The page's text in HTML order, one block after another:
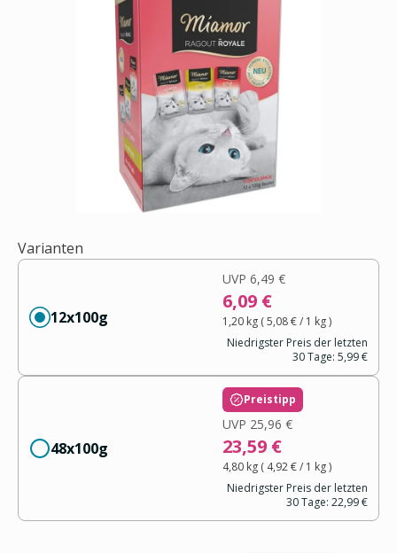
Varianten
12x100g
UVP 6,49 €
6,09 €
1,20 kg(5,08 €/ 1 kg)
Niedrigster Preis der letzten
30 Tage: 5,99 €
48x100g
Preistipp
UVP 25,96 €
23,59 €
4,80 kg( 4,92 €/ 1 kg)
Niedrigster Preis der letzten
30 Tage: 22,99 €